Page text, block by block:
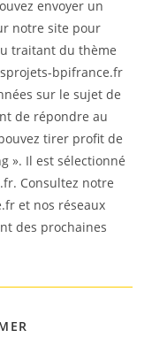
envoyer un
notre site pour
traitant du thème
bpifrance.fr
sur le sujet de
de répondre au
tirer profit de
». Il est sélectionné
Consultez notre
et nos réseaux
des prochaines